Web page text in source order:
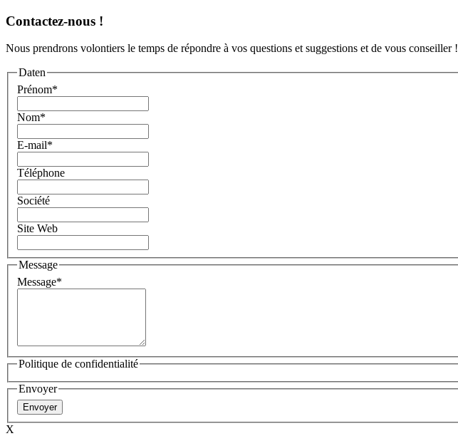
Contactez-nous !
Nous prendrons volontiers le temps de répondre à vos questions et suggestions et de vous conseiller !
Daten
Prénom*
Nom*
E-mail*
Téléphone
Société
Site Web
Message
Message*
Politique de confidentialité
Envoyer
X